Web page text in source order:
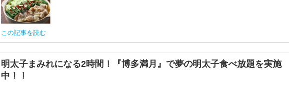
この記事を読む
明太子まみれになる2時間！『博多満月』で夢の明太子食べ放題を実施
中！！